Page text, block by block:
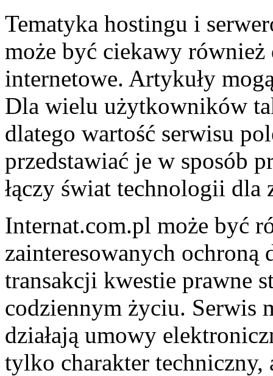
Tematyka hostingu i
może być ciekawy
internetowe. Artykuły
Dla wielu użytkowników
dlatego wartość serwisu
przedstawiać je w sposób
łączy świat technologii
Internat.com.pl może być
zainteresowanych
transakcji kwestie prawne
codziennym życiu. Serwis
działają umowy
tylko charakter techniczny,